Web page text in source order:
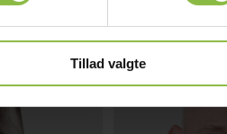
Tillad valgte